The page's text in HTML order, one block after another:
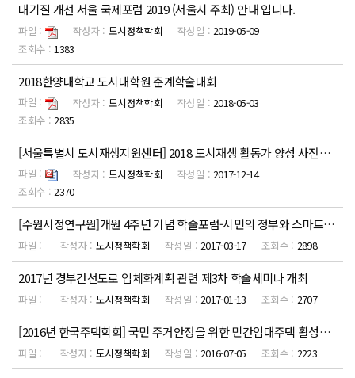
대기질 개선 서울 국제포럼 2019 (서울시 주최) 안내 입니다.
도시정책학회
2019-05-09
1383
2018한양대학교 도시대학원 춘계학술대회
도시정책학회
2018-05-03
2835
[서울특별시 도시재생지원센터] 2018 도시재생 활동가 양성 사전교육 홍보
도시정책학회
2017-12-14
2370
[수원시정연구원]개원 4주년 기념 학술포럼-시민의 정부와 스마트시티-
도시정책학회 2017-03-17 2898
2017년 경부간선도로 입체화계획 관련 제3차 학술세미나 개최
도시정책학회 2017-01-13 2707
[2016년 한국주택학회] 국민 주거안정을 위한 민간임대주택 활성화 방안 정책세미나
도시정책학회 2016-07-05 2223